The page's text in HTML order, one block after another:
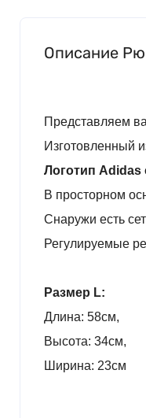
Описание
Представляем
Изготовленный
Логотип Adidas
В просторном
Снаружи есть
Регулируемые
Размер L:
Длина: 58см,
Высота: 34см,
Ширина: 23см